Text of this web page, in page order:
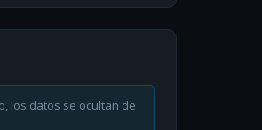
los datos se ocultan de